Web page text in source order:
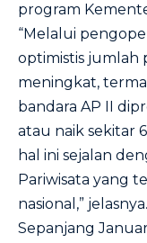
program
“Melalui
optimistis jumlah
meningkat,
bandara AP II
atau naik sekitar
hal ini sejalan
Pariwisata yang
nasional,” jelasnya.
Sepanjang